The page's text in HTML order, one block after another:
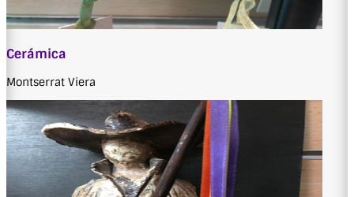
Cerámica
Montserrat Viera